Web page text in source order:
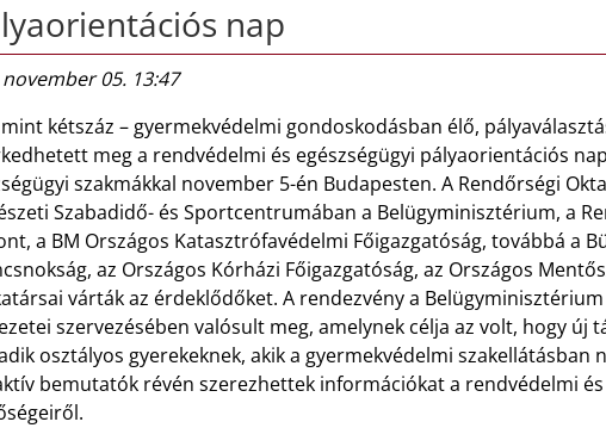
nap
05. 13:47
kétszáz – gyermekvédelmi gondoskodásban élő,
meg a rendvédelmi és egészségügyi pályaorientációs
szakmákkal november 5-én Budapesten. A Rendőrségi
Szabadidő- és Sportcentrumában a Belügyminisztérium, a
a BM Országos Katasztrófavédelmi Főigazgatóság, továbbá a
az Országos Kórházi Főigazgatóság, az Országos
várták az érdeklődőket. A rendezvény a
szervezésében valósult meg, amelynek célja az volt, hogy új
osztályos gyerekeknek, akik a gyermekvédelmi szakellátásban
bemutatók révén szerezhettek információkat a rendvédelmi és